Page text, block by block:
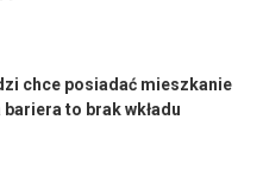
chce posiadać mieszkanie
bariera to brak wkładu